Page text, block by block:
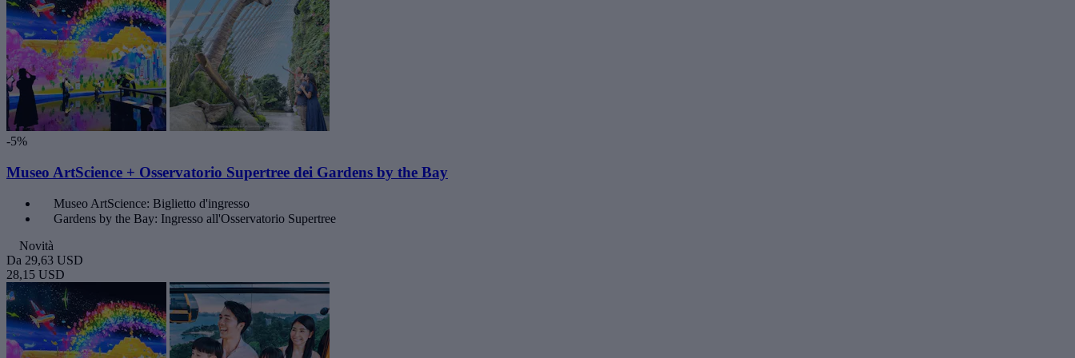
-5%
Museo ArtScience + Osservatorio Supertree dei Gardens by the Bay
Museo ArtScience: Biglietto d'ingresso
Gardens by the Bay: Ingresso all'Osservatorio Supertree
Novità
Da 29,63 USD
28,15 USD